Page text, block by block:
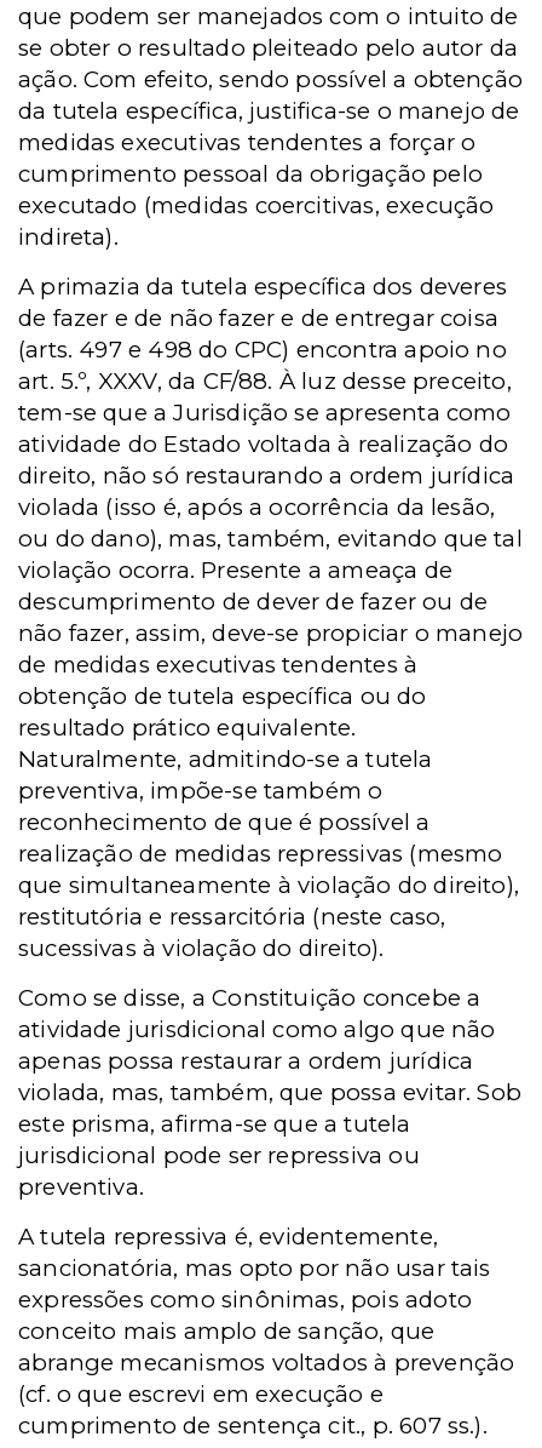
que podem ser manejados com o intuito de
se obter o resultado pleiteado pelo autor da
ação. Com efeito, sendo possível a obtenção
da tutela específica, justifica-se o manejo de
medidas executivas tendentes a forçar o
cumprimento pessoal da obrigação pelo
executado (medidas coercitivas, execução
indireta).
A primazia da tutela específica dos deveres
de fazer e de não fazer e de entregar coisa
(arts. 497 e 498 do CPC) encontra apoio no
art. 5.º, XXXV, da CF/88. À luz desse preceito,
tem-se que a Jurisdição se apresenta como
atividade do Estado voltada à realização do
direito, não só restaurando a ordem jurídica
violada (isso é, após a ocorrência da lesão,
ou do dano), mas, também, evitando que tal
violação ocorra. Presente a ameaça de
descumprimento de dever de fazer ou de
não fazer, assim, deve-se propiciar o manejo
de medidas executivas tendentes à
obtenção de tutela específica ou do
resultado prático equivalente.
Naturalmente, admitindo-se a tutela
preventiva, impõe-se também o
reconhecimento de que é possível a
realização de medidas repressivas (mesmo
que simultaneamente à violação do direito),
restitutória e ressarcitória (neste caso,
sucessivas à violação do direito).
Como se disse, a Constituição concebe a
atividade jurisdicional como algo que não
apenas possa restaurar a ordem jurídica
violada, mas, também, que possa evitar. Sob
este prisma, afirma-se que a tutela
jurisdicional pode ser repressiva ou
preventiva.
A tutela repressiva é, evidentemente,
sancionatória, mas opto por não usar tais
expressões como sinônimas, pois adoto
conceito mais amplo de sanção, que
abrange mecanismos voltados à prevenção
(cf. o que escrevi em execução e
cumprimento de sentença cit., p. 607 ss.).